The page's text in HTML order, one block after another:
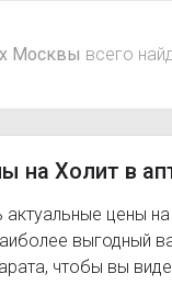
Москвы всего
на Холит в
актуальные цены на
выгодный
чтобы вы